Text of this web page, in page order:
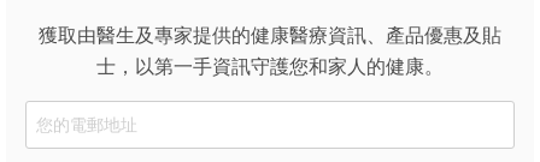
獲取由醫生及專家提供的健康醫療資訊、產品優惠及貼
士，以第一手資訊守護您和家人的健康。
Email